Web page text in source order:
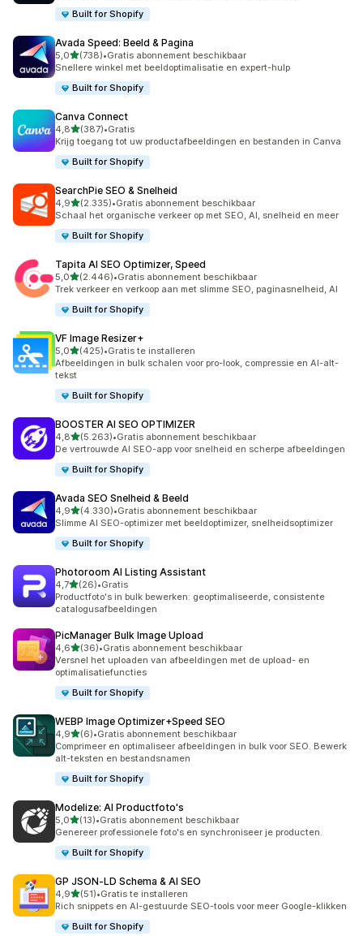
Built for Shopify
Avada Speed: Beeld & Pagina
5,0van 5 sterren
(738)
738 recensies in totaal
•Gratis abonnement beschikbaar
Snellere winkel met beeldoptimalisatie en expert-hulp
Built for Shopify
Canva Connect
4,8van 5 sterren
(387)
387 recensies in totaal
•Gratis
Krijg toegang tot uw productafbeeldingen en bestanden in Canva
Built for Shopify
SearchPie SEO & Snelheid
4,9van 5 sterren
(2.335)
2335 recensies in totaal
•Gratis abonnement beschikbaar
Schaal het organische verkeer op met SEO, AI, snelheid en meer
Built for Shopify
Tapita AI SEO Optimizer, Speed
5,0van 5 sterren
(2.446)
2446 recensies in totaal
•Gratis abonnement beschikbaar
Trek verkeer en verkoop aan met slimme SEO, paginasnelheid, AI
Built for Shopify
VF Image Resizer+
5,0van 5 sterren
(425)
425 recensies in totaal
•Gratis te installeren
Afbeeldingen in bulk schalen voor pro-look, compressie en AI-alt-
tekst
Built for Shopify
BOOSTER AI SEO OPTIMIZER
4,8van 5 sterren
(5.263)
5263 recensies in totaal
•Gratis abonnement beschikbaar
De vertrouwde AI SEO-app voor snelheid en scherpe afbeeldingen
Built for Shopify
Avada SEO Snelheid & Beeld
4,9van 5 sterren
(4.330)
4330 recensies in totaal
•Gratis abonnement beschikbaar
Slimme AI SEO-optimizer met beeldoptimizer, snelheidsoptimizer
Built for Shopify
Photoroom AI Listing Assistant
4,7van 5 sterren
(26)
26 recensies in totaal
•Gratis
Productfoto's in bulk bewerken: geoptimaliseerde, consistente
catalogusafbeeldingen
PicManager Bulk Image Upload
4,6van 5 sterren
(36)
36 recensies in totaal
•Gratis abonnement beschikbaar
Versnel het uploaden van afbeeldingen met de upload- en
optimalisatiefuncties
Built for Shopify
WEBP Image Optimizer+Speed SEO
4,9van 5 sterren
(6)
6 recensies in totaal
•Gratis abonnement beschikbaar
Comprimeer en optimaliseer afbeeldingen in bulk voor SEO. Bewerk
alt-teksten en bestandsnamen
Built for Shopify
Modelize: AI Productfoto's
5,0van 5 sterren
(13)
13 recensies in totaal
•Gratis abonnement beschikbaar
Genereer professionele foto's en synchroniseer je producten.
Built for Shopify
GP JSON‑LD Schema & AI SEO
4,9van 5 sterren
(51)
51 recensies in totaal
•Gratis te installeren
Rich snippets en AI-gestuurde SEO-tools voor meer Google-klikken
Built for Shopify